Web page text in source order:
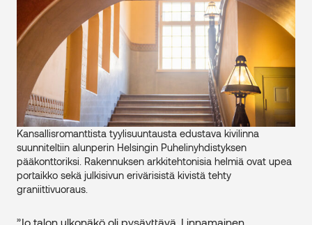
Kansallisromanttista tyylisuuntausta edustava kivilinna
suunniteltiin alunperin Helsingin Puhelinyhdistyksen
pääkonttoriksi. Rakennuksen arkkitehtonisia helmiä ovat upea
portaikko sekä julkisivun erivärisistä kivistä tehty
graniittivuoraus.
”Jo talon ulkonäkö oli pysäyttävä. Linnamainen